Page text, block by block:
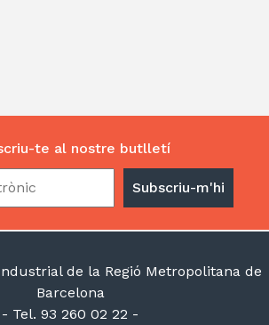
te al nostre butlletí
de la Regió Metropolitana de
Barcelona
- Tel. 93 260 02 22 -